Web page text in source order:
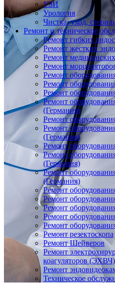
УЗИ
Урология
Чистка, уход,
Ремонт и техническое
Ремонт гибких
Ремонт жестких
Ремонт
Ремонт
Ремонт
Ремонт
Ремонт
Ремонт
(Германия)
Ремонт
Ремонт
(Германия)
Ремонт
Ремонт
(Германия)
Ремонт
(Германия)
Ремонт
Ремонт
Ремонт
Ремонт
Ремонт
Ремонт резектоскопа
Ремонт Шейверов
Ремонт
коагуляторов (ЭХВЧ)
Ремонт
Техническое